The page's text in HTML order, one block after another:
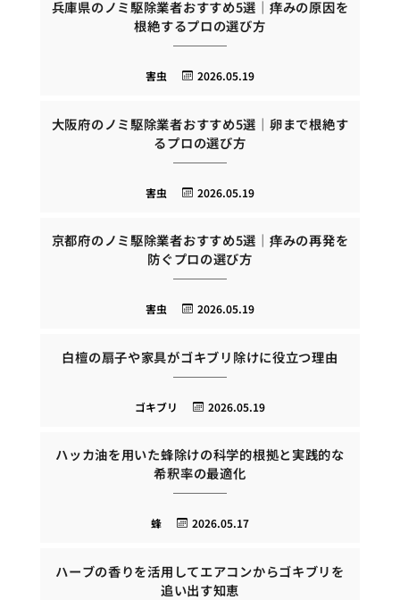
兵庫県のノミ駆除業者おすすめ5選｜痒みの原因を
根絶するプロの選び方
2026.05.19
害虫
大阪府のノミ駆除業者おすすめ5選｜卵まで根絶す
るプロの選び方
2026.05.19
害虫
京都府のノミ駆除業者おすすめ5選｜痒みの再発を
防ぐプロの選び方
2026.05.19
害虫
白檀の扇子や家具がゴキブリ除けに役立つ理由
2026.05.19
ゴキブリ
ハッカ油を用いた蜂除けの科学的根拠と実践的な
希釈率の最適化
2026.05.17
蜂
ハーブの香りを活用してエアコンからゴキブリを
追い出す知恵